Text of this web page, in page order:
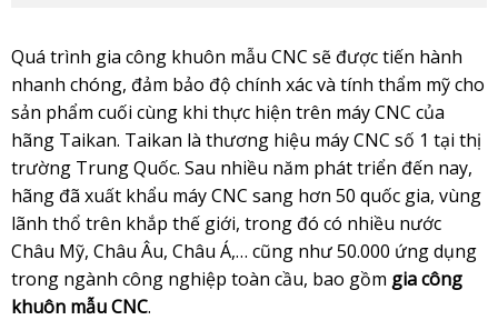
Quá trình gia công khuôn mẫu CNC sẽ được tiến hành
nhanh chóng, đảm bảo độ chính xác và tính thẩm mỹ cho
sản phẩm cuối cùng khi thực hiện trên máy CNC của
hãng Taikan. Taikan là thương hiệu máy CNC số 1 tại thị
trường Trung Quốc. Sau nhiều năm phát triển đến nay,
hãng đã xuất khẩu máy CNC sang hơn 50 quốc gia, vùng
lãnh thổ trên khắp thế giới, trong đó có nhiều nước
Châu Mỹ, Châu Âu, Châu Á,… cũng như 50.000 ứng dụng
trong ngành công nghiệp toàn cầu, bao gồm gia công
khuôn mẫu CNC.